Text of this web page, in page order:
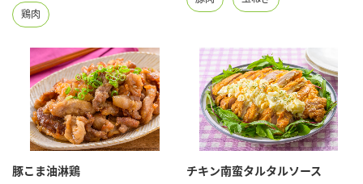
鶏肉
豚こま油淋鶏 チキン南蛮タルタルソース